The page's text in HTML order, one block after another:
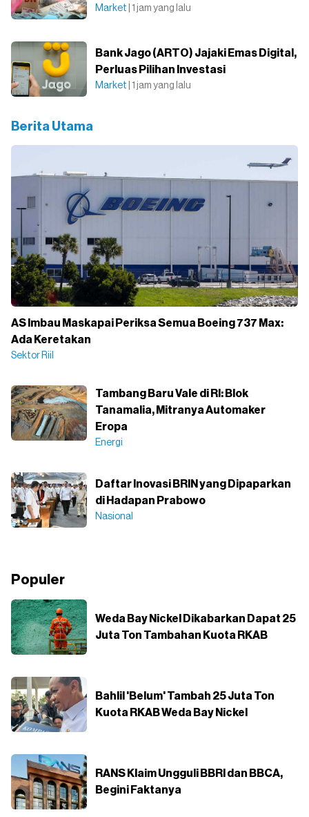
Market | 1 jam yang lalu
Bank Jago (ARTO) Jajaki Emas Digital,
Perluas Pilihan Investasi
Market | 1 jam yang lalu
Berita Utama
AS Imbau Maskapai Periksa Semua Boeing 737 Max:
Ada Keretakan
Sektor Riil
Tambang Baru Vale di RI: Blok
Tanamalia, Mitranya Automaker
Eropa
Energi
Daftar Inovasi BRIN yang Dipaparkan
di Hadapan Prabowo
Nasional
Populer
Weda Bay Nickel Dikabarkan Dapat 25
Juta Ton Tambahan Kuota RKAB
Bahlil 'Belum' Tambah 25 Juta Ton
Kuota RKAB Weda Bay Nickel
RANS Klaim Ungguli BBRI dan BBCA,
Begini Faktanya